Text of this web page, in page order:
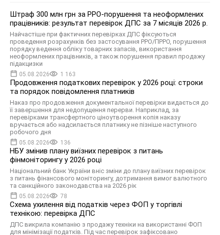
Штраф 300 млн грн за РРО-порушення та неоформлених
працівників: результат перевірок ДПС за 7 місяців 2026 р.
Найчастіше при фактичних перевірках ДПС фіксуються
проведення розрахунків без застосування РРО/ПРРО, порушення
порядку ведення обліку товарних запасів, використання
неоформлених працівників, а також порушення правил продажу
підакцизки
05.08.2026 1 163
Продовження податкових перевірок у 2026 році: строки
та порядок повідомлення платників
Наказ про продовження документальної перевірки видається до
її завершення для недопущення перерви. Наприклад, за
перевірками трансфертного ціноутворення копія наказу
вручається або надсилається платнику не пізніше наступного
робочого дня
05.08.2026 136
НБУ змінив плану виїзних перевірок з питань
фінмоніторингу у 2026 році
Національний банк України вніс зміни до плану виїзних перевірок
з питань фінансового моніторингу, дотримання вимог валютного
та санкційного законодавства на 2026 рік
05.08.2026 78
Схема ухилення від податків через ФОП у торгівлі
технікою: перевірка ДПС
ДПС викрила компанію з продажу техніки на використанні ФОП
для мінімізації податків. Під час перевірок зафіксовано